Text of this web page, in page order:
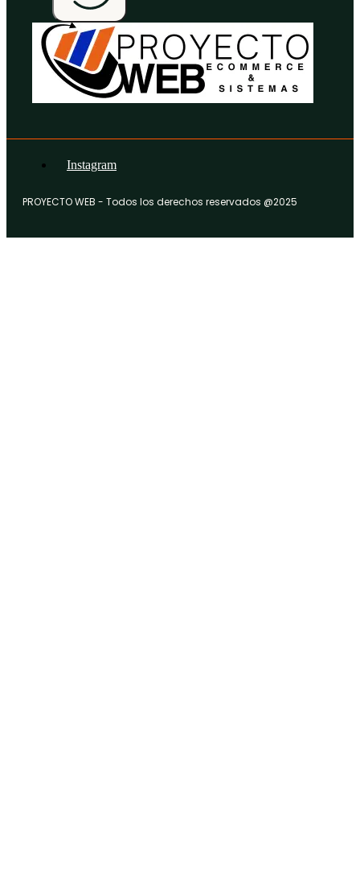
Instagram
PROYECTO WEB - Todos los derechos reservados @2025